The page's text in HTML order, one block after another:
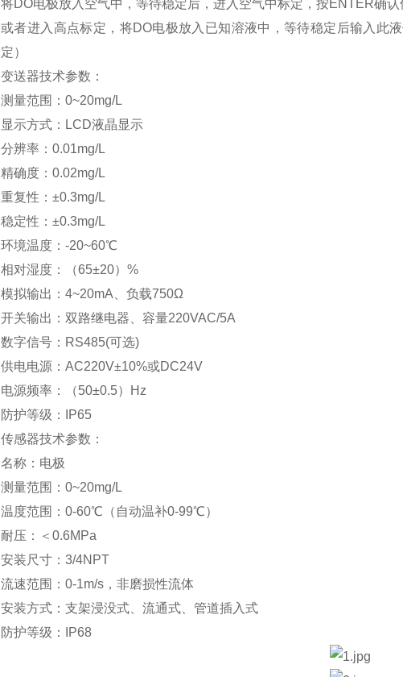
将DO电极放入空气中，等待稳定后，进入空气中标定，按ENTER确认
或者进入高点标定，将DO电极放入已知溶液中，等待稳定后输入此
定）
变送器技术参数：
测量范围：0~20mg/L
显示方式：LCD液晶显示
分辨率：0.01mg/L
精确度：0.02mg/L
重复性：±0.3mg/L
稳定性：±0.3mg/L
环境温度：-20~60℃
相对湿度：（65±20）%
模拟输出：4~20mA、负载750Ω
开关输出：双路继电器、容量220VAC/5A
数字信号：RS485(可选)
供电电源：AC220V±10%或DC24V
电源频率：（50±0.5）Hz
防护等级：IP65
传感器技术参数：
名称：电极
测量范围：0~20mg/L
温度范围：0-60℃（自动温补0-99℃）
耐压：＜0.6MPa
安装尺寸：3/4NPT
流速范围：0-1m/s，非磨损性流体
安装方式：支架浸没式、流通式、管道插入式
防护等级：IP68